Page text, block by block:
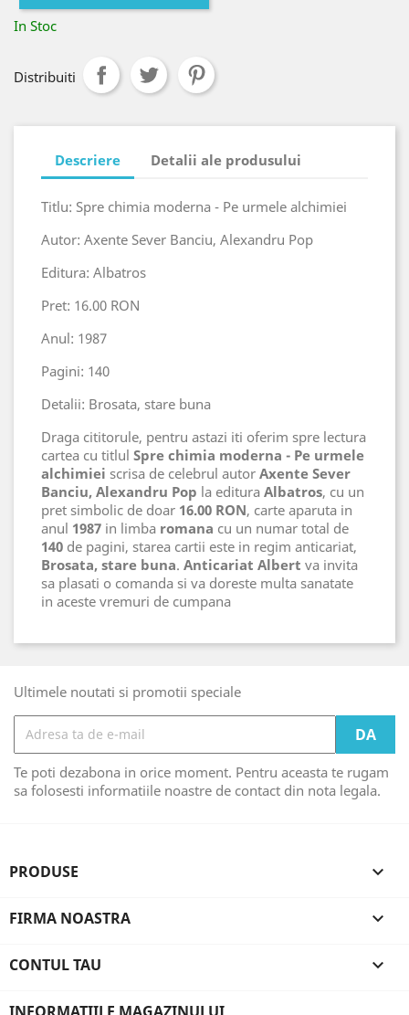
In Stoc
Distribuiti
Descriere Detalii ale produsului
Titlu: Spre chimia moderna - Pe urmele alchimiei
Autor: Axente Sever Banciu, Alexandru Pop
Editura: Albatros
Pret: 16.00 RON
Anul: 1987
Pagini: 140
Detalii: Brosata, stare buna
Draga cititorule, pentru astazi iti oferim spre lectura
cartea cu titlul Spre chimia moderna - Pe urmele
alchimiei scrisa de celebrul autor Axente Sever
Banciu, Alexandru Pop la editura Albatros, cu un
pret simbolic de doar 16.00 RON, carte aparuta in
anul 1987 in limba romana cu un numar total de
140 de pagini, starea cartii este in regim anticariat,
Brosata, stare buna. Anticariat Albert va invita
sa plasati o comanda si va doreste multa sanatate
in aceste vremuri de cumpana
Ultimele noutati si promotii speciale
Te poti dezabona in orice moment. Pentru aceasta te rugam
sa folosesti informatiile noastre de contact din nota legala.
PRODUSE 
FIRMA NOASTRA 
CONTUL TAU 
INFORMATIILE MAGAZINULUI